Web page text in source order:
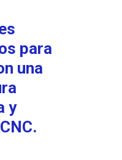
para
una
y
CNC.